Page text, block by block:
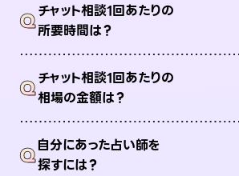
Qチャット相談1回あたりの
所要時間は？
Qチャット相談1回あたりの
相場の金額は？
Q自分にあった占い師を
探すには？